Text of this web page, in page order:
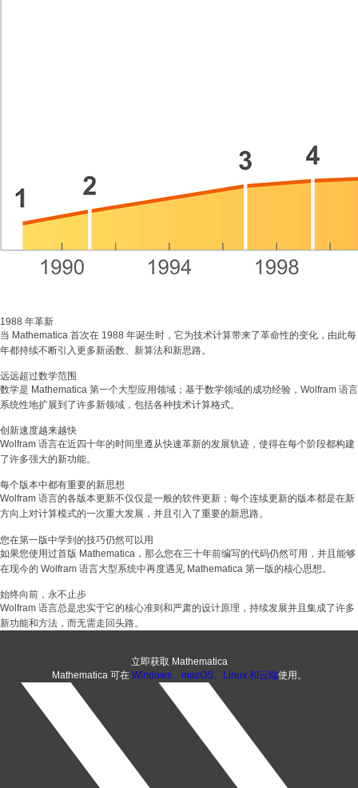
1988 年革新
当 Mathematica 首次在 1988 年诞生时，它为技术计算带来了革命性的变化，由此每
年都持续不断引入更多新函数、新算法和新思路。
远远超过数学范围
数学是 Mathematica 第一个大型应用领域；基于数学领域的成功经验，Wolfram 语言
系统性地扩展到了许多新领域，包括各种技术计算格式。
创新速度越来越快
Wolfram 语言在近四十年的时间里遵从快速革新的发展轨迹，使得在每个阶段都构建
了许多强大的新功能。
每个版本中都有重要的新思想
Wolfram 语言的各版本更新不仅仅是一般的软件更新；每个连续更新的版本都是在新
方向上对计算模式的一次重大发展，并且引入了重要的新思路。
您在第一版中学到的技巧仍然可以用
如果您使用过首版 Mathematica，那么您在三十年前编写的代码仍然可用，并且能够
在现今的 Wolfram 语言大型系统中再度遇见 Mathematica 第一版的核心思想。
始终向前，永不止步
Wolfram 语言总是忠实于它的核心准则和严肃的设计原理，持续发展并且集成了许多
新功能和方法，而无需走回头路。
立即获取 Mathematica
Mathematica 可在 Windows、macOS、Linux 和云端使用。